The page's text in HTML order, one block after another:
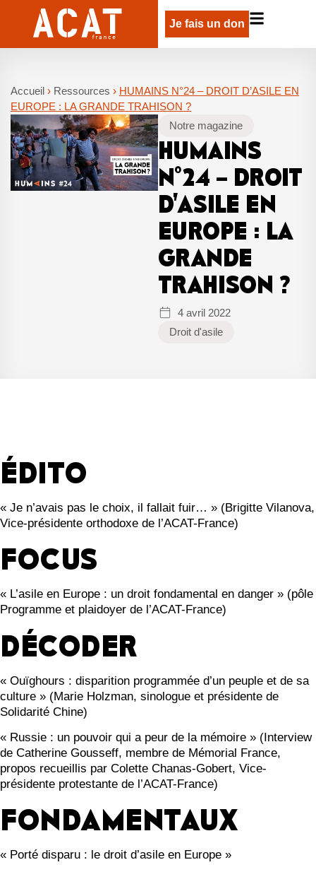
Je fais un don
Accueil › Ressources › HUMAINS N°24 – DROIT D’ASILE EN
EUROPE : LA GRANDE TRAHISON ?
Notre magazine
HUMAINS
N°24 – DROIT
D’ASILE EN
EUROPE : LA
GRANDE
TRAHISON ?
4 avril 2022
Droit d'asile
ÉDITO
« Je n’avais pas le choix, il fallait fuir… » (Brigitte Vilanova,
Vice-présidente orthodoxe de l’ACAT-France)
FOCUS
« L’asile en Europe : un droit fondamental en danger » (pôle
Programme et plaidoyer de l’ACAT-France)
DÉCODER
« Ouïghours : disparition programmée d’un peuple et de sa
culture » (Marie Holzman, sinologue et présidente de
Solidarité Chine)
« Russie : un pouvoir qui a peur de la mémoire » (Interview
de Catherine Gousseff, membre de Mémorial France,
propos recueillis par Colette Chanas-Gobert, Vice-
présidente protestante de l’ACAT-France)
FONDAMENTAUX
« Porté disparu : le droit d’asile en Europe »